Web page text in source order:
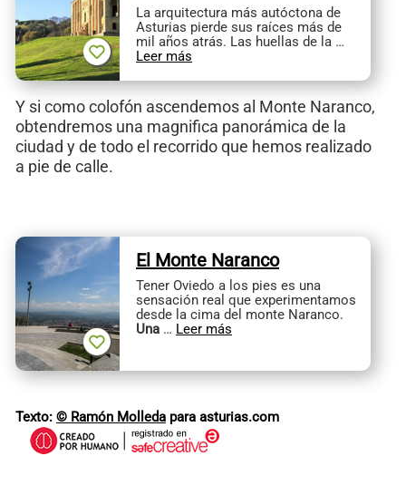
La arquitectura más autóctona de
Asturias pierde sus raíces más de
mil años atrás. Las huellas de la …
Leer más
Y si como colofón ascendemos al Monte Naranco,
obtendremos una magnifica panorámica de la
ciudad y de todo el recorrido que hemos realizado
a pie de calle.
El Monte Naranco
Tener Oviedo a los pies es una
sensación real que experimentamos
desde la cima del monte Naranco.
Una … Leer más
Texto: © Ramón Molleda para asturias.com